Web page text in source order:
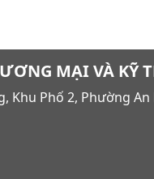
MẠI VÀ KỸ
Khu Phố 2, Phường